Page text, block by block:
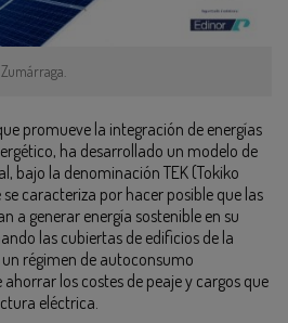
promueve la integración de energías
ha desarrollado un modelo de
bajo la denominación TEK (Tokiko
caracteriza por hacer posible que las
a generar energía sostenible en su
las cubiertas de edificios de la
régimen de autoconsumo
los costes de peaje y cargos que
eléctrica.